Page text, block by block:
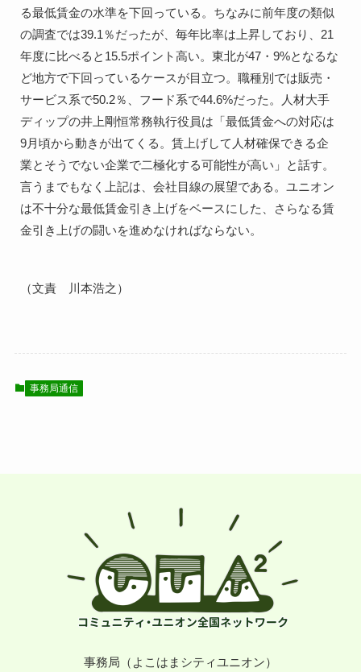
る最低賃金の水準を下回っている。ちなみに前年度の類似
の調査では39.1％だったが、毎年比率は上昇しており、21
年度に比べると15.5ポイント高い。東北が47・9%となるな
ど地方で下回っているケースが目立つ。職種別では販売・
サービス系で50.2％、フード系で44.6%だった。人材大手
ディップの井上剛恒常務執行役員は「最低賃金への対応は
9月頃から動きが出てくる。賃上げして人材確保できる企
業とそうでない企業で二極化する可能性が高い」と話す。
言うまでもなく上記は、会社目線の展望である。ユニオン
は不十分な最低賃金引き上げをベースにした、さらなる賃
金引き上げの闘いを進めなければならない。
（文責　川本浩之）
事務局通信
事務局（よこはまシティユニオン）